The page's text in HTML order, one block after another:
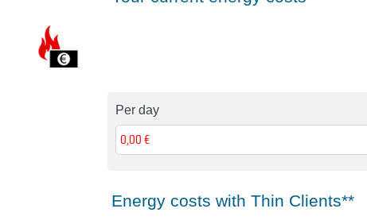
Per day
Energy costs with Thin Clients**